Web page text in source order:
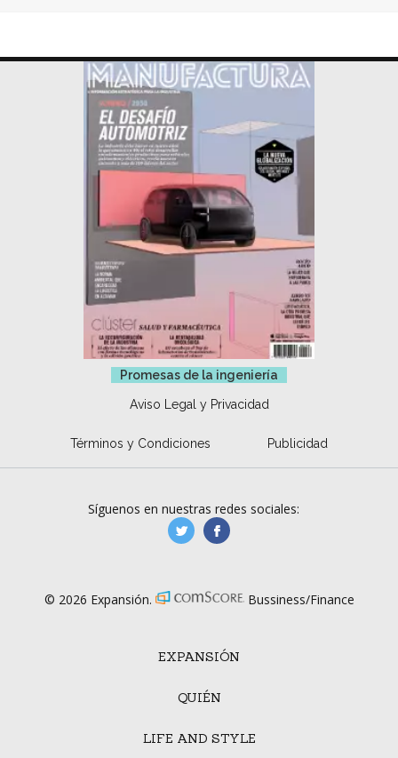
Promesas de la ingeniería
Aviso Legal y Privacidad
Términos y Condiciones Publicidad
EXPANSIÓN
QUIÉN
LIFE AND STYLE
Síguenos en nuestras redes sociales:
manufacturaGE
© 2026 Expansión. Bussiness/Finance